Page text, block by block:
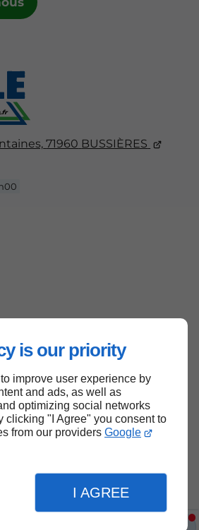
is our priority
improve user experience by
and ads, as well as
optimizing social networks
clicking "I Agree" you consent to
from our providers Google
I AGREE
71960 BUSSIÈRES
Haut de page